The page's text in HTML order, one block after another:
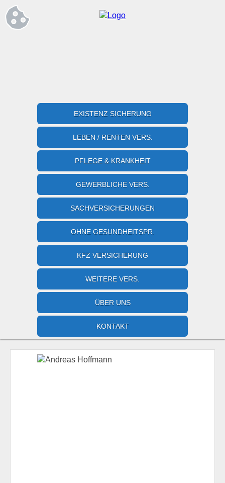
EXISTENZ SICHERUNG
LEBEN / RENTEN VERS.
PFLEGE & KRANKHEIT
GEWERBLICHE VERS.
SACHVERSICHERUNGEN
OHNE GESUNDHEITSPR.
KFZ VERSICHERUNG
WEITERE VERS.
ÜBER UNS
KONTAKT